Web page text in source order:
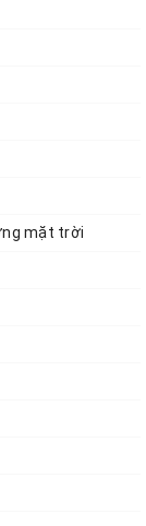
Phúc, P.Vạn
HN
mặt trời